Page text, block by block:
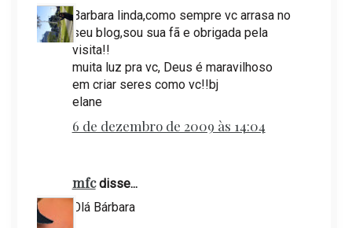
Barbara linda,como sempre vc arrasa no
seu blog,sou sua fã e obrigada pela
visita!!
muita luz pra vc, Deus é maravilhoso
em criar seres como vc!!bj
elane
6 de dezembro de 2009 às 14:04
mfcdisse...
Olá Bárbara